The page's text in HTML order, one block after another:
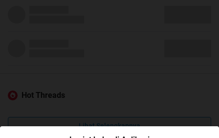
Hot Threads
Lihat Selengkapnya